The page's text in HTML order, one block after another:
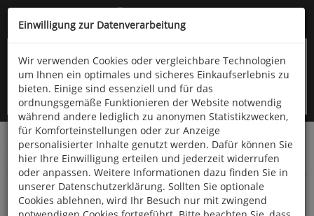
Kompletten Head der Seite überspringen
oder (06766) 9323-960
Startseite Haushalt & Garten
Küche & Haushalt
Besen, Bürsten & Putzmittel
Reißverschluss-Pflege »Zipper Lubricant«
Einwilligung zur Datenverarbeitung
Wir verwenden Cookies oder vergleichbare Technologien
um Ihnen ein optimales und sicheres Einkaufserlebnis zu
bieten. Einige sind essenziell und für das
ordnungsgemäße Funktionieren der Website notwendig
während andere lediglich zu anonymen Statistikzwecken,
für Komforteinstellungen oder zur Anzeige
personalisierter Inhalte genutzt werden. Dafür können Sie
hier Ihre Einwilligung erteilen und jederzeit widerrufen
oder anpassen. Weitere Informationen dazu finden Sie in
unserer Datenschutzerklärung. Sollten Sie optionale
Cookies ablehnen, wird Ihr Besuch nur mit zwingend